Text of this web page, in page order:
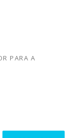
PARA A